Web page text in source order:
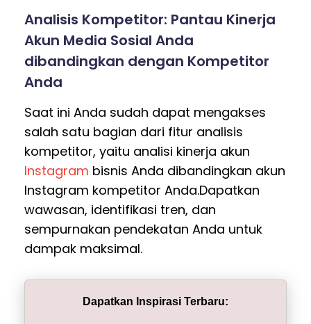
Analisis Kompetitor: Pantau Kinerja
Akun Media Sosial Anda
dibandingkan dengan Kompetitor
Anda
Saat ini Anda sudah dapat mengakses
salah satu bagian dari fitur analisis
kompetitor, yaitu analisi kinerja akun
Instagram bisnis Anda dibandingkan akun
Instagram kompetitor Anda.Dapatkan
wawasan, identifikasi tren, dan
sempurnakan pendekatan Anda untuk
dampak maksimal.
Dapatkan Inspirasi Terbaru: